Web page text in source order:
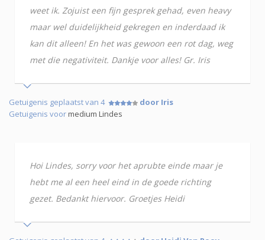
weet ik. Zojuist een fijn gesprek gehad, even heavy
maar wel duidelijkheid gekregen en inderdaad ik
kan dit alleen! En het was gewoon een rot dag, weg
met die negativiteit. Dankje voor alles! Gr. Iris
Getuigenis geplaatst van 4
door Iris
Getuigenis voormedium Lindes
Hoi Lindes, sorry voor het aprubte einde maar je
hebt me al een heel eind in de goede richting
gezet. Bedankt hiervoor. Groetjes Heidi